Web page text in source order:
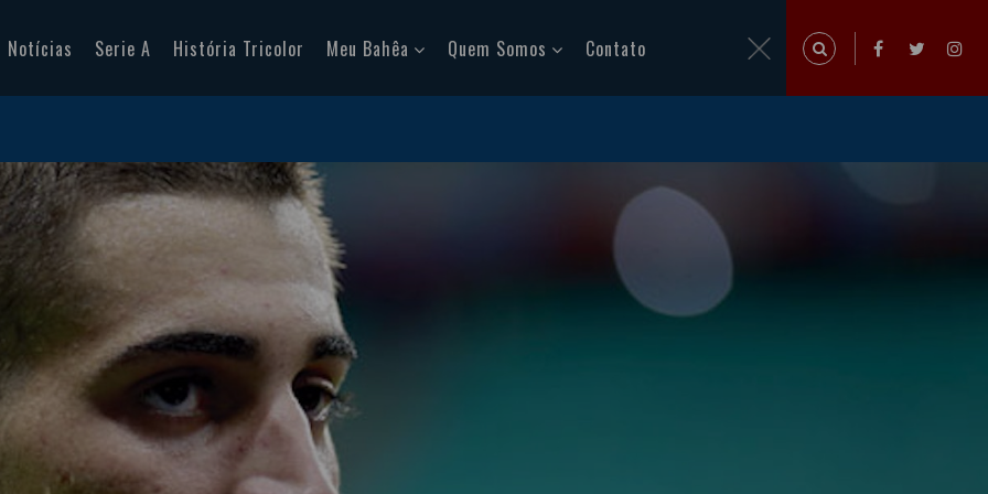
Notícias Serie A História Tricolor Meu Bahêa Quem Somos Contato